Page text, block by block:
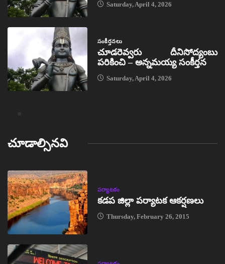
Saturday, April 4, 2026
సంకీర్తనలు
చూడరెవ్వరు దీనిసోద్యంబు
పరికించి – అన్నమయ్య సంకీర్తన
Saturday, April 4, 2026
చూడాల్సినవి
పర్యాటకం
కడప జిల్లా పర్యాటక ఆకర్షణలు
Thursday, February 26, 2015